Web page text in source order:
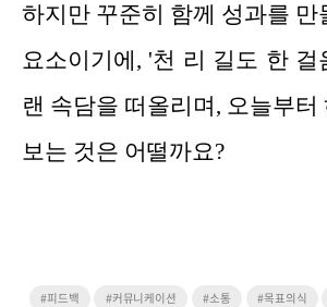
하지만 꾸준히 함께 성과를 만
요소이기에, '천 리 길도 한 걸
랜 속담을 떠올리며, 오늘부터
보는 것은 어떨까요?
#피드백 #커뮤니케이션 #소통 #목표의식